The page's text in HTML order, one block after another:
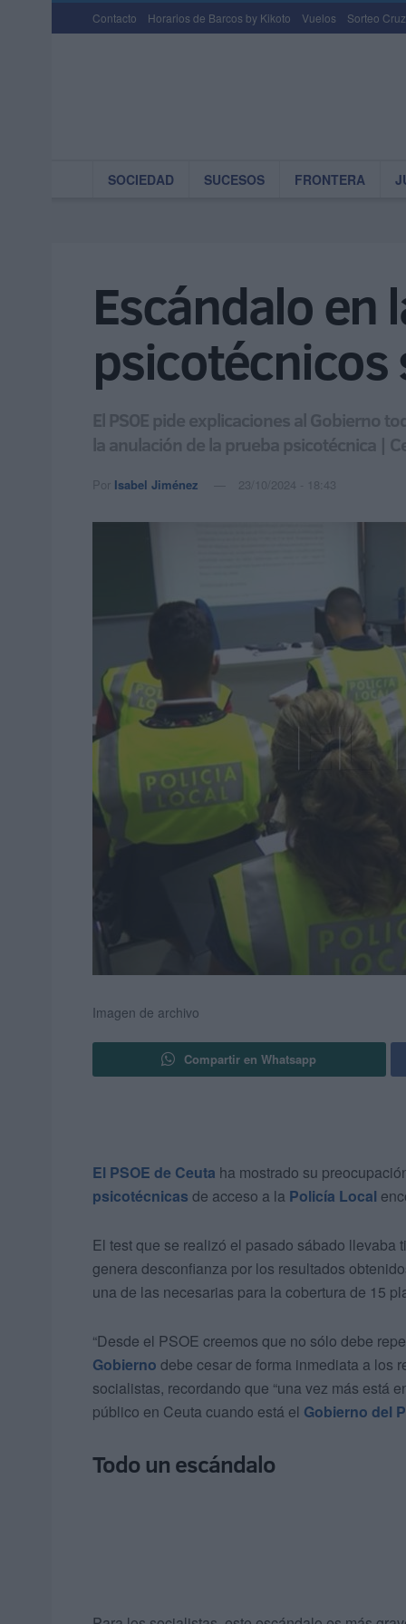
Contacto Horarios de Barcos by Kikoto Vuelos Sorteo
SOCIEDAD SUCESOS FRONTERA
Escándalo en
psicotécnicos
El PSOE pide explicaciones al Gobierno
la anulación de la prueba psicotécnica |
Por Isabel Jiménez 23/10/2024 - 18:43
Imagen de archivo
Compartir en Whatsapp
El PSOE de Ceuta ha mostrado su
psicotécnicas de acceso a la Policía Local
El test que se realizó el pasado sábado llevaba
genera desconfianza por los resultados
una de las necesarias para la cobertura de 15
“Desde el PSOE creemos que no sólo debe
Gobierno debe cesar de forma inmediata a los
socialistas, recordando que “una vez más está
público en Ceuta cuando está el Gobierno del
Todo un escándalo